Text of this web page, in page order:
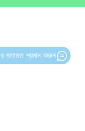
মতামত প্রদান করুন